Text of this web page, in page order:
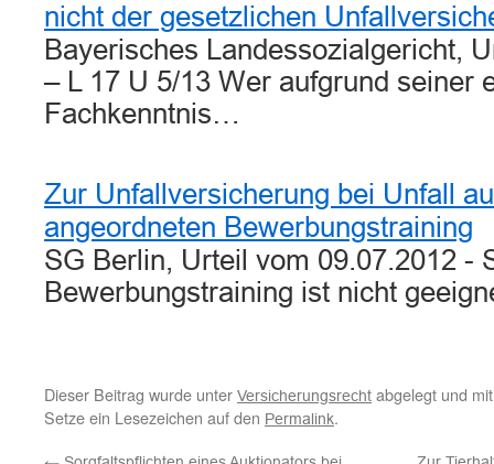
nicht der gesetzlichen
Bayerisches Landessozialgericht,
– L 17 U 5/13 Wer aufgrund seiner
Fachkenntnis…
Zur Unfallversicherung bei Unfall
angeordneten Bewerbungstraining
SG Berlin, Urteil vom 09.07.2012 -
Bewerbungstraining ist nicht
Dieser Beitrag wurde unter Versicherungsrecht abgelegt und
Setze ein Lesezeichen auf den Permalink.